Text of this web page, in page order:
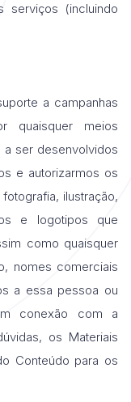
serviços (incluindo
a campanhas
quaisquer meios
a ser desenvolvidos
e autorizarmos os
ilustração,
e logotipos que
como quaisquer
nomes comerciais
a essa pessoa ou
conexão com a
os Materiais
Conteúdo para os